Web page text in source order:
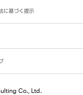
に基づく提示
Co., Ltd.